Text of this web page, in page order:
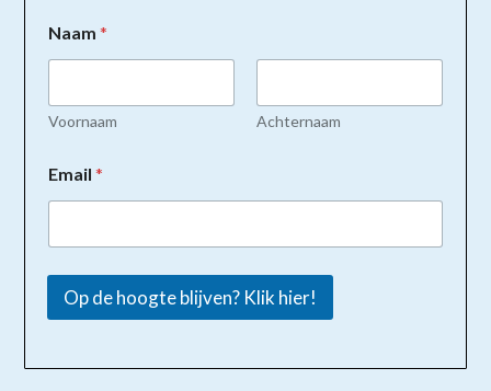
Naam*
Voornaam Achternaam
Email*
Op de hoogte blijven? Klik hier!